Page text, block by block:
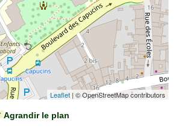
Leaflet | © OpenStreetMap contributors
Agrandir le plan